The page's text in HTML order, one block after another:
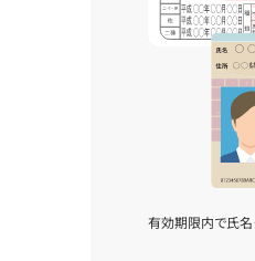
有効期限内で氏名